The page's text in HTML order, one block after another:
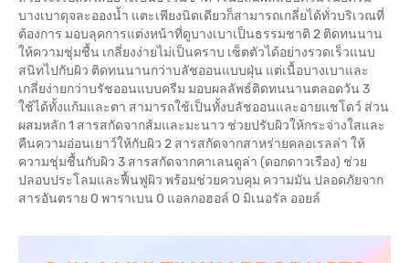
บางเบาดุจละอองน้ำ แตะเพียงนิดเดียวก็สามารถเกลี่ยได้ทั่วบริเวณที่
ต้องการ มอบลุคการแต่งหน้าที่ดูบางเบาเป็นธรรมชาติ 2 ติดทนนาน
ให้ความชุ่มชื้น เกลี่ยงง่ายไม่เป็นคราบ เซ็ตตัวได้อย่างรวดเร็วแนบ
สนิทไปกับผิว ติดทนนานกว่าบลัชออนแบบฝุ่น แต่เนื้อบางเบาและ
เกลี่ยง่ายกว่าบรัชออนแบบครีม มอบผลลัพธ์ติดทนนานตลอดวัน 3
ใช้ได้ทั้งแก้มและตา สามารถใช้เป็นทั้งบลัชออนและอายแชโดว์ ส่วน
ผสมหลัก 1 สารสกัดจากส้มและมะนาว ช่วยปรับผิวให้กระจ่างใสและ
คืนความอ่อนเยาว์ให้กับผิว 2 สารสกัดจากสาหร่ายคลอเรลล่า ให้
ความชุ่มชื้นกับผิว 3 สารสกัดจากคาเลนดูล่า (ดอกดาวเรือง) ช่วย
ปลอบประโลมและฟื้นฟูผิว พร้อมช่วยควบคุม ความมัน ปลอดภัยจาก
สารอันตราย 0 พาราเบน 0 แอลกอฮอล์ 0 มิเนอรัล ออยล์